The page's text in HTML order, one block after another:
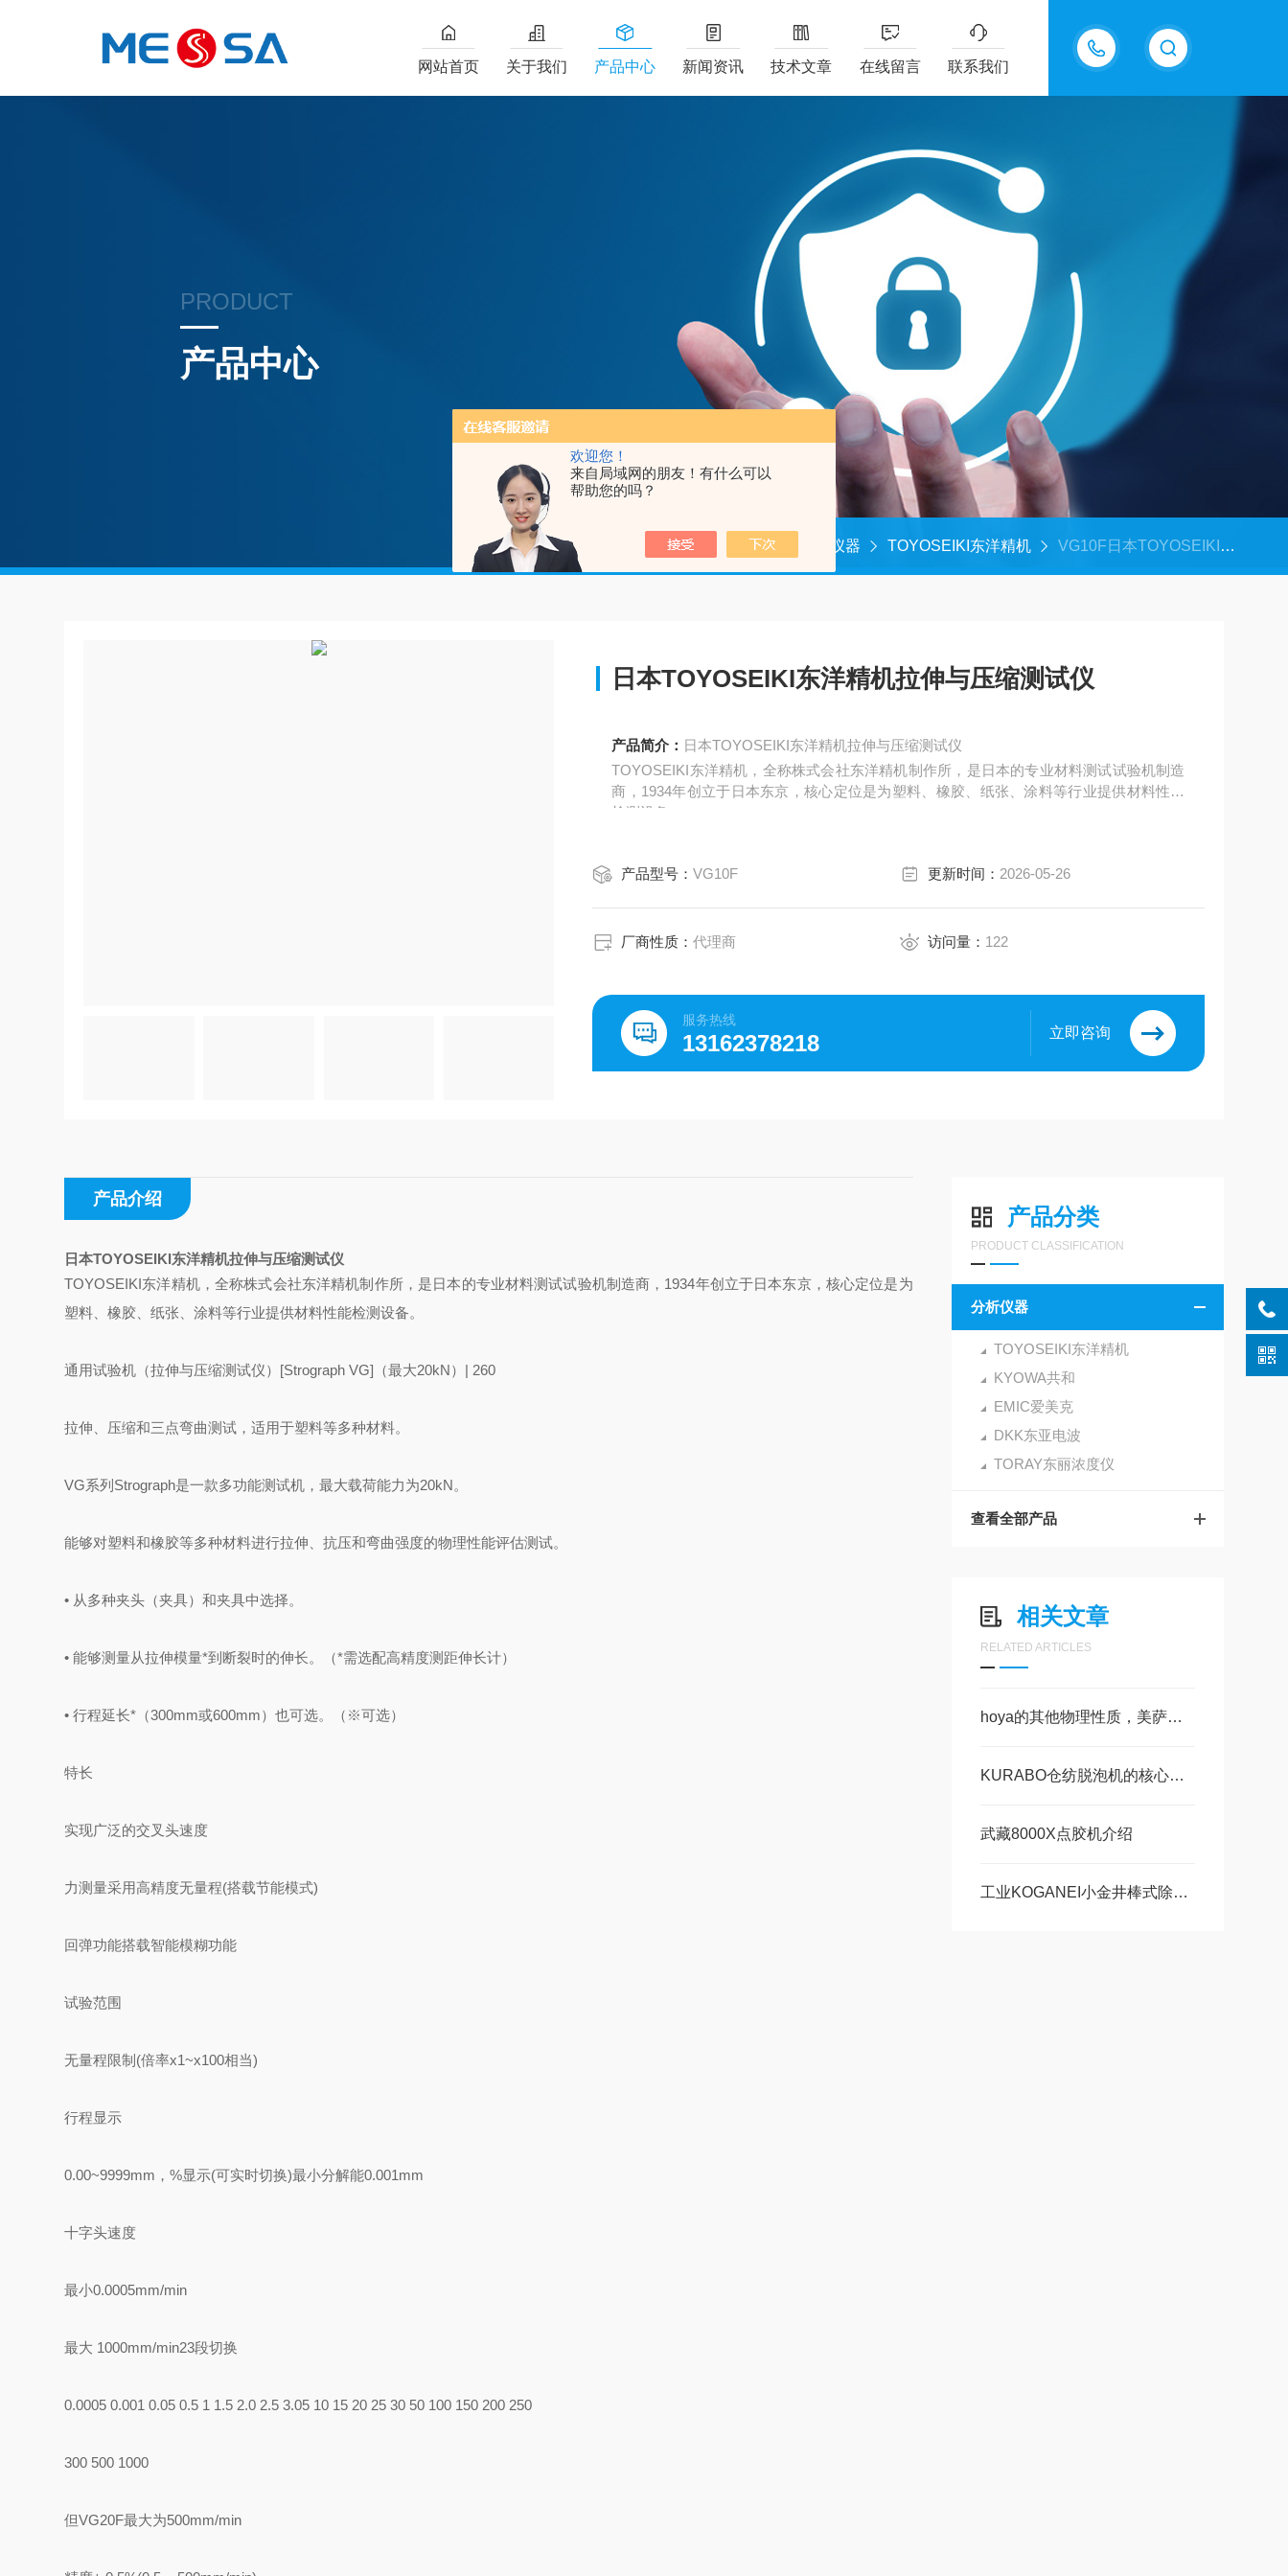
欢迎您！
来自局域网的朋友！有什么可以
帮助您的吗？
13915577898
网站首页 关于我们 产品中心 新闻资讯 技术文章 在线留言 联系我们
PRODUCT
产品中心
首页 产品中心 分析仪器 TOYOSEIKI东洋精机 VG10F日本TOYOSEIKI东洋精机拉伸与压缩测试仪
日本TOYOSEIKI东洋精机拉伸与压缩测试仪
产品简介： 日本TOYOSEIKI东洋精机拉伸与压缩测试仪
TOYOSEIKI东洋精机，全称株式会社东洋精机制作所‌，是日本的专业材料测试试验机制造
商，1934年创立于日本东京，核心定位是为塑料、橡胶、纸张、涂料等行业提供材料性能
检测设备。
产品型号：VG10F 更新时间： 2026-05-26
厂商性质：代理商 访问量： 122
服务热线
13162378218 立即咨询
产品分类
PRODUCT CLASSIFICATION
分析仪器
TOYOSEIKI东洋精机
KYOWA共和
EMIC爱美克
DKK东亚电波
TORAY东丽浓度仪
查看全部产品
相关文章
RELATED ARTICLES
hoya的其他物理性质，美萨科技篇
KURABO仓纺脱泡机的核心技术基于多物理场协同作用
武藏8000X点胶机介绍
工业KOGANEI小金井棒式除静电器DTY-NZK-02S
产品介绍
日本TOYOSEIKI东洋精机拉伸与压缩测试仪
TOYOSEIKI东洋精机，全称株式会社东洋精机制作所‌，是日本的专业材料测试试验机制造商，1934年创立于日本东京，核心定位是为
塑料、橡胶、纸张、涂料等行业提供材料性能检测设备。
通用试验机（拉伸与压缩测试仪）[Strograph VG]（最大20kN）| 260
拉伸、压缩和三点弯曲测试，适用于塑料等多种材料。
VG系列Strograph是一款多功能测试机，最大载荷能力为20kN。
能够对塑料和橡胶等多种材料进行拉伸、抗压和弯曲强度的物理性能评估测试。
• 从多种夹头（夹具）和夹具中选择。
• 能够测量从拉伸模量*到断裂时的伸长。（*需选配高精度测距伸长计）
• 行程延长*（300mm或600mm）也可选。（※可选）
特长
实现广泛的交叉头速度
力测量采用高精度无量程(搭载节能模式)
回弹功能搭载智能模糊功能
试验范围
无量程限制(倍率x1~x100相当)
行程显示
0.00~9999mm，%显示(可实时切换)最小分解能0.001mm
十字头速度
最小0.0005mm/min
最大 1000mm/min23段切换
0.0005 0.001 0.05 0.5 1 1.5 2.0 2.5 3.05 10 15 20 25 30 50 100 150 200 250
300 500 1000
但VG20F最大为500mm/min